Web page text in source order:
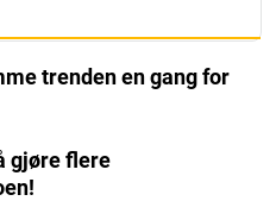
trenden en gang for
gjøre flere